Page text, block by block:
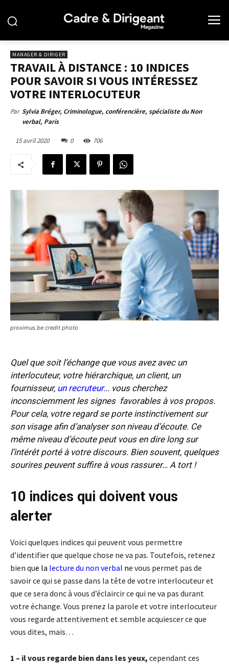
MANAGER & DIRIGER
TRAVAIL À DISTANCE : 10 INDICES
POUR SAVOIR SI VOUS INTÉRESSEZ
VOTRE INTERLOCUTEUR
Par Sylvia Bréger, Criminologue, conférencière, spécialiste du Non
verbal, Paris
15 avril 2020 0 706
proximus.be credit photo
Quel que soit l’échange que vous avez avec un
interlocuteur, votre hiérarchique, un client, un
fournisseur, un recruteur... vous cherchez
inconsciemment les signes favorables à vos propos.
Pour cela, votre regard se porte instinctivement sur
son visage afin d’analyser son niveau d’écoute. Ce
même niveau d’écoute peut vous en dire long sur
l’intérêt porté à votre discours. Bien souvent, quelques
sourires peuvent suffire à vous rassurer… A tort !
10 indices qui doivent vous
alerter
Voici quelques indices qui peuvent vous permettre
d’identifier que quelque chose ne va pas. Toutefois, retenez
bien que la lecture du non verbal ne vous permet pas de
savoir ce qui se passe dans la tête de votre interlocuteur et
que ce sera donc à vous d’éclaircir ce qui ne va pas durant
votre échange. Vous prenez la parole et votre interlocuteur
vous regarde attentivement et semble acquiescer ce que
vous dites, mais…
1 – il vous regarde bien dans les yeux, cependant ces